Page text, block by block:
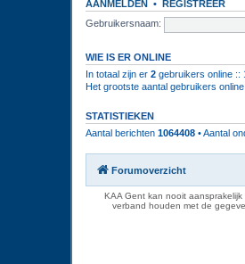
AANMELDEN • REGISTREER
Gebruikersnaam:
WIE IS ER ONLINE
In totaal zijn er 2 gebruikers online ::
Het grootste aantal gebruikers
STATISTIEKEN
Aantal berichten 1064408 • Aantal
Forumoverzicht
KAA Gent kan nooit
verband houden met de